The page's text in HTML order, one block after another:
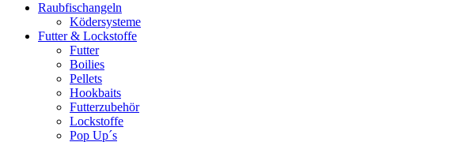
Raubfischangeln
Ködersysteme
Futter & Lockstoffe
Futter
Boilies
Pellets
Hookbaits
Futterzubehör
Lockstoffe
Pop Up´s